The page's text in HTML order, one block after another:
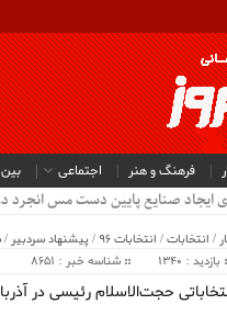
فرهنگ و هنر اجتماعی
ایجاد صنایع پایین دست مس
/ انتخابات/ انتخابات 96 /پیشنهاد سردبیر /
بازدید : 1340 شناسه خبر : 8651
حجت‌الاسلام رئیسی در